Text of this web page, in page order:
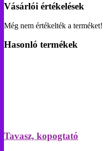
Vásárlói értékelések
Még nem értékelték a terméket!
Hasonló termékek
Tavasz, kopogtató